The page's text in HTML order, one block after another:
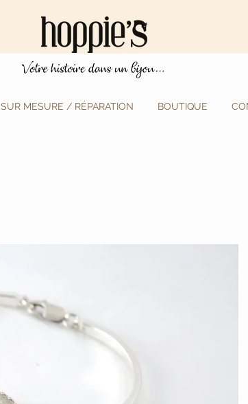
SUR MESURE / RÉPARATION BOUTIQUE